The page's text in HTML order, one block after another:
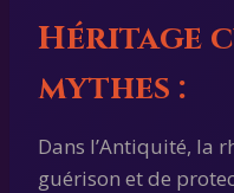
Héritage
mythes :
Dans l’Antiquité, la
guérison et de